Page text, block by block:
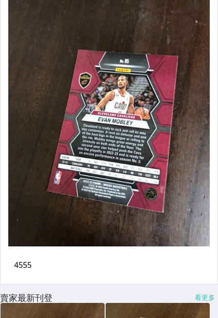
賣家最新刊登 看更多